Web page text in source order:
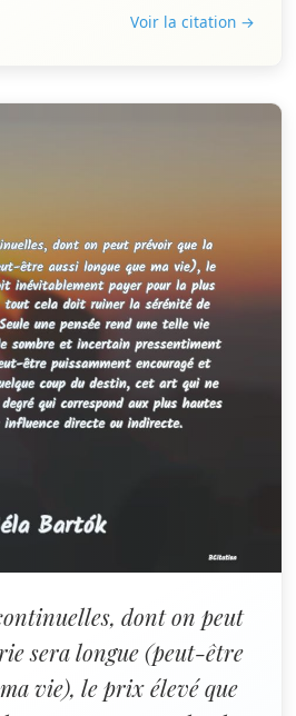
Voir la citation →
dont on peut
sera longue (peut-être
vie), le prix élevé que